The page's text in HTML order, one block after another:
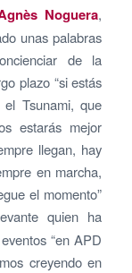
Noguera,
unas palabras
de la
plazo “si estás
el Tsunami, que
estarás mejor
llegan, hay
en marcha,
el momento”
quien ha
“en APD
creyendo en